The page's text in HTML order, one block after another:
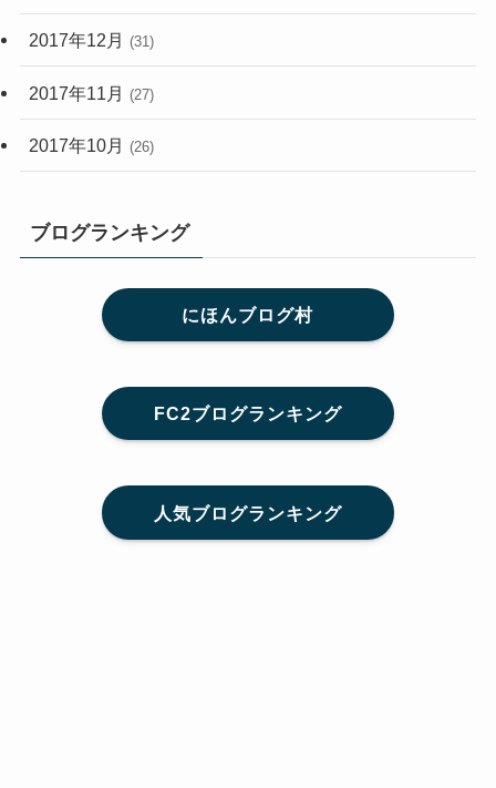
2017年12月 (31)
2017年11月 (27)
2017年10月 (26)
ブログランキング
にほんブログ村
FC2ブログランキング
人気ブログランキング